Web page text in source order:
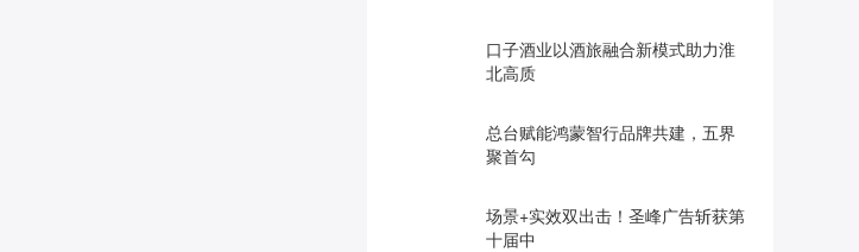
口子酒业以酒旅融合新模式助力淮
北高质
总台赋能鸿蒙智行品牌共建，五界
聚首勾
场景+实效双出击！圣峰广告斩获第
十届中